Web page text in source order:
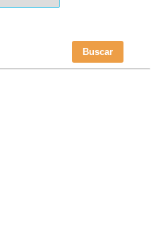
Buscar